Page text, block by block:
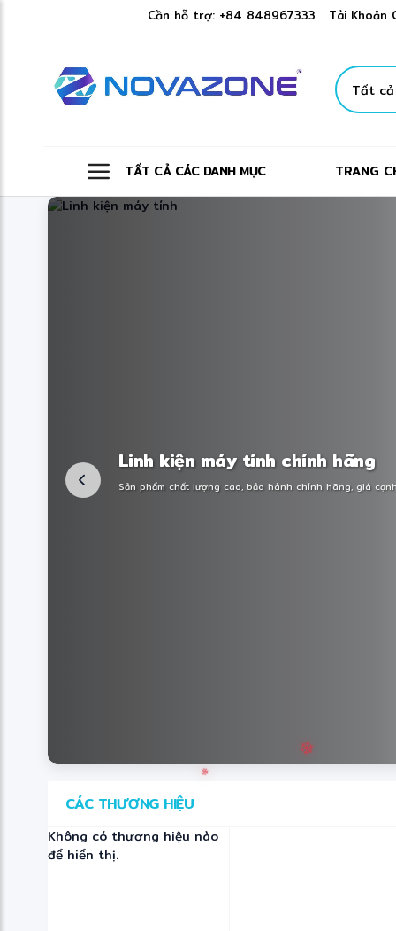
Cần hỗ trợ: +84 848967333 Tài Khoản
TẤT CẢ CÁC DANH MỤC TRANG
Linh kiện máy tính chính hãng
Sản phẩm chất lượng cao, bảo hành chính hãng, giá
CÁC THƯƠNG HIỆU
Không có thương hiệu nào
để hiển thị.